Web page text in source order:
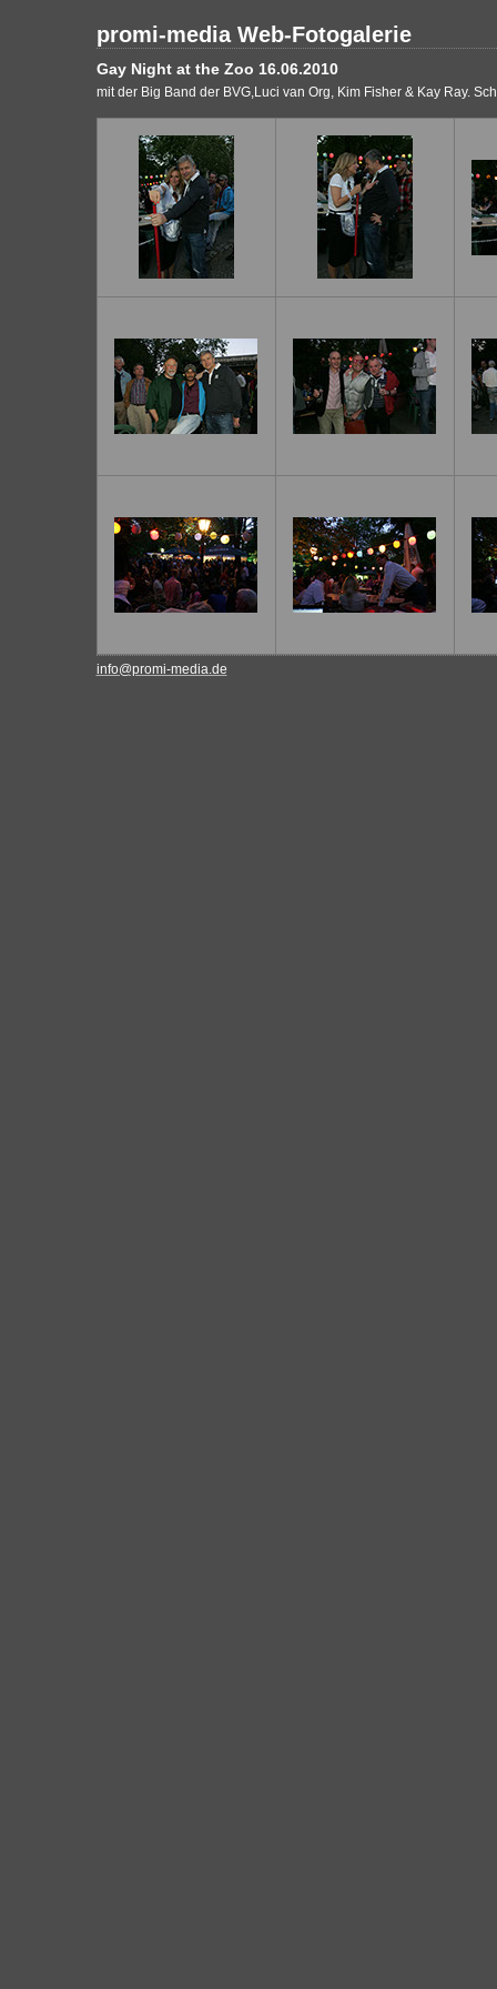
promi-media Web-Fotogalerie
Gay Night at the Zoo 16.06.2010
mit der Big Band der BVG,Luci van Org, Kim Fisher & Kay Ray.
info@promi-media.de